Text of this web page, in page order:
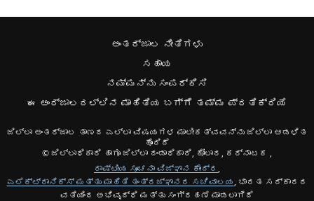
ಅಂತರ್ಜಾಲ ನೀತಿಗಳು
ಸಹಾಯ
ನಮ್ಮನ್ನು ಸಂಪರ್ಕಿಸಿ
ಈ ಅಂರ್ಜಾಲದಲ್ಲಿನ ಮಾಹಿತಿಯ ಬಗ್ಗೆ ತಮ್ಮ ಪ್ರತಿಕ್ರಿಯೆ
ಜಿಲ್ಲಾ ಅಂತರ್ಜಾಲ ತಾಣದ ಎಲ್ಲಾ ವಿಷಯಗಳ ಮಾಲೀಕತ್ವವನ್ನು ಜಿಲ್ಲಾ ಆಡಳಿತ
ಹೊಂದಿದೆ
© ಜಿಲ್ಲಾಧಿಕಾರಿ ಹಾಗೂ ಜಿಲ್ಲಾ ದಂಡಾಧಿಕಾರಿ, ಕೋಲಾರ, ಕರ್ನಾಟಕ ,
ರಾಷ್ಟೀಯ ಸೂಚನಾ ವಿಜ್ಞಾನ ಕೇಂದ್ರ
ಎಲೆಕ್ಟ್ರಾನಿಕ್ಸ್ ಮತ್ತು ಮಾಹಿತಿ ತಂತ್ರಜ್ಞಾನದ ಸಚಿವಾಲಯ , ಭಾರತ ಸರ್ಕಾರದ
ವತಿಯಿಂದ ಅಭಿವೃದ್ಧಿ ಮತ್ತು ಸಂಗ್ರಹಣೆ ಮಾಡಲಾಗಿದೆ